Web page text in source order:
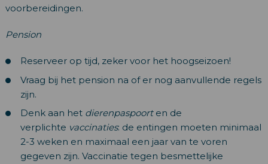
voorbereidingen.
Pension
Reserveer op tijd, zeker voor het hoogseizoen!
Vraag bij het pension na of er nog aanvullende regels
zijn.
Denk aan het dierenpaspoorten de
verplichte vaccinaties: de entingen moeten minimaal
2-3 weken en maximaal een jaar van te voren
gegeven zijn. Vaccinatie tegen besmettelijke